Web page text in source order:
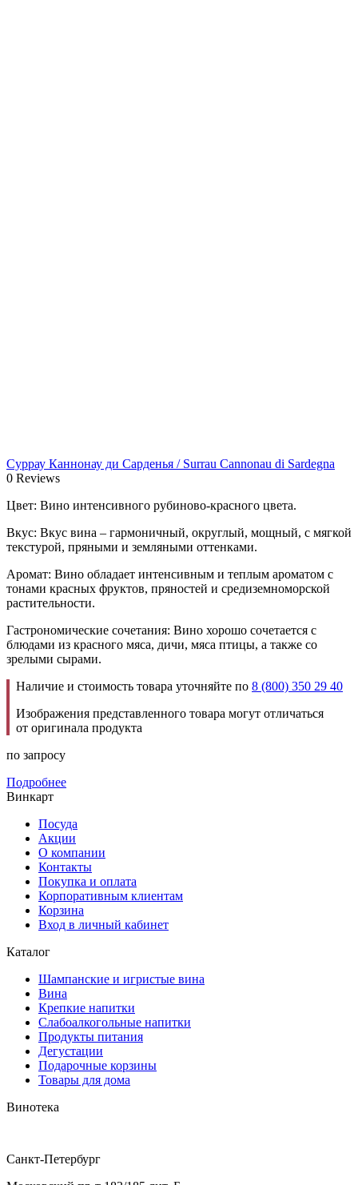
Суррау Каннонау ди Сарденья / Surrau Cannonau di Sardegna
0 Reviews
Цвет: Вино интенсивного рубиново-красного цвета.
Вкус: Вкус вина – гармоничный, округлый, мощный, с мягкой
текстурой, пряными и земляными оттенками.
Аромат: Вино обладает интенсивным и теплым ароматом с
тонами красных фруктов, пряностей и средиземноморской
растительности.
Гастрономические сочетания: Вино хорошо сочетается с
блюдами из красного мяса, дичи, мяса птицы, а также со
зрелыми сырами.
Наличие и стоимость товара уточняйте по 8 (800) 350 29 40
Изображения представленного товара могут отличаться
от оригинала продукта
по запросу
Подробнее
Винкарт
Посуда
Акции
О компании
Контакты
Покупка и оплата
Корпоративным клиентам
Корзина
Вход в личный кабинет
Каталог
Шампанские и игристые вина
Вина
Крепкие напитки
Слабоалкогольные напитки
Продукты питания
Дегустации
Подарочные корзины
Товары для дома
Винотека
Санкт-Петербург